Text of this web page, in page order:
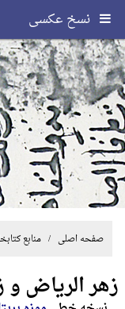
نسخ عکسی
صفحه اصلی / منابع
زهر الریاض و